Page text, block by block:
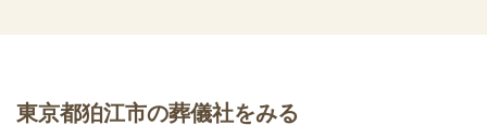
東京都狛江市の葬儀社をみる